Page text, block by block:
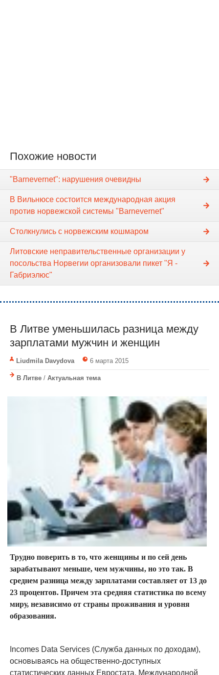
Похожие новости
"Barnevernet": нарушения очевидны
В Вильнюсе состоится международная акция
против норвежской системы "Barnevernet"
Столкнулись с норвежским кошмаром
Литовские неправительственные организации у
посольства Норвегии организовали пикет "Я -
Габриэлюс"
В Литве уменьшилась разница между
зарплатами мужчин и женщин
Liudmila Davydova 6 марта 2015
В Литве / Актуальная тема
Трудно поверить в то, что женщины и по сей день
зарабатывают меньше, чем мужчины, но это так. В
среднем разница между зарплатами составляет от 13 до
23 процентов. Причем эта средняя статистика по всему
миру, независимо от страны проживания и уровня
образования.
Incomes Data Services (Служба данных по доходам),
основываясь на общественно-доступных
статистических данных Евростата, Международной